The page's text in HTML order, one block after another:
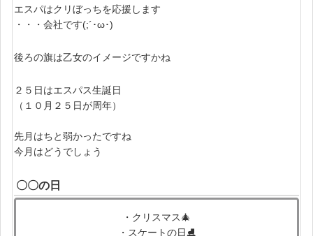
エスパはクリぼっちを応援します
・・・会社です(;´･ω･)
後ろの旗は乙女のイメージですかね
２５日はエスパス生誕日
（１０月２５日が周年）
先月はちと弱かったですね
今月はどうでしょう
〇〇の日
・クリスマス🎄
・スケートの日⛸️